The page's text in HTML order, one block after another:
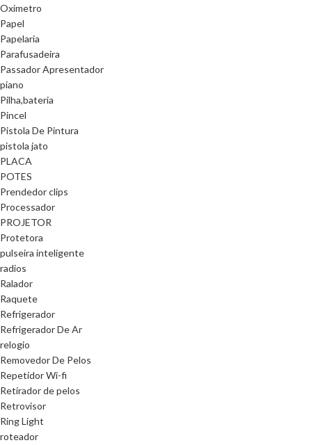
Oximetro
Papel
Papelaria
Parafusadeira
Passador Apresentador
piano
Pilha,bateria
Pincel
Pistola De Pintura
pistola jato
PLACA
POTES
Prendedor clips
Processador
PROJETOR
Protetora
pulseira inteligente
radios
Ralador
Raquete
Refrigerador
Refrigerador De Ar
relogio
Removedor De Pelos
Repetidor Wi-fi
Retirador de pelos
Retrovisor
Ring Light
roteador